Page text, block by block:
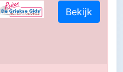
Bekijk